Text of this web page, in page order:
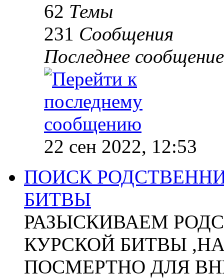
62 Темы
231 Сообщения
Последнее сообщение
22 сен 2022, 12:53
ПОИСК
БИТВЫ
РАЗЫСКИВАЕМ
КУРСКОЙ БИТВЫ
ПОСМЕРТНО ДЛЯ